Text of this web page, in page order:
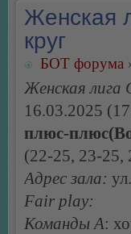
Женская
круг
БОТ форума
Женская лига
16.03.2025
плюс-
(22-25, 23-25,
Адрес зала:
Fair play:
Команды А: